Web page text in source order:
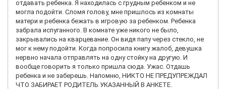
отдавать ребенка. Я находилась с грудным ребенком и не
могла подойти. Сломя голову, мне пришлось из комнаты
матери и ребенка бежать в игровую за ребенком. Ребенка
забрала испуганного. В комнате уже никого не было,
закрывались на кварцевание. Он видя папу через стекло, не
мог к нему подойти. Когда попросила книгу жалоб, девушка
нервно начала отправлять на одну стойку на другую. И
вообще говорить я только пришла сюда. Ужас. Отдашь
ребенка и не заберешь. Напомню, НИКТО НЕ ПРЕДУПРЕЖДАЛ
ЧТО ЗАБИРАЕТ РОДИТЕЛЬ УКАЗАННЫЙ В АНКЕТЕ.